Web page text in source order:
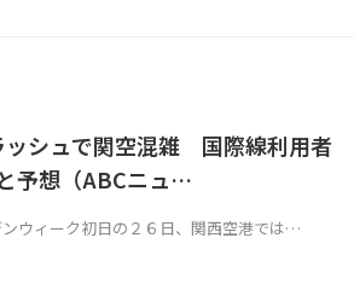
シュで関空混雑 国際線利用者
予想（ABCニュ…
ウィーク初日の２６日、関西空港では…